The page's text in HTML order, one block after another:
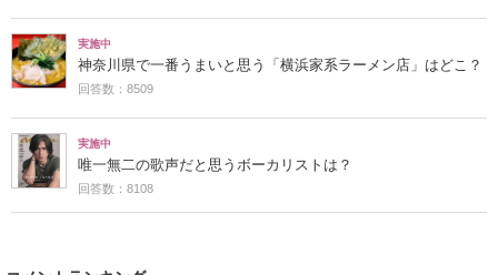
実施中
神奈川県で一番うまいと思う「横浜家系ラーメン店」はどこ？
回答数：8509
実施中
唯一無二の歌声だと思うボーカリストは？
回答数：8108